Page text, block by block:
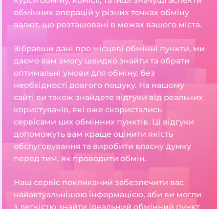
обмінних операцій у різних точках обміну
валют, що розташовані в межах вашого міста.
Зібравши дані про місцеві обмінні пункти, ми
даємо вам змогу швидко знайти та обрати
оптимальні умови для обміну, без
необхідності довгого пошуку. На нашому
сайті ви також знайдете відгуки від реальних
користувачів, які вже скористались
сервісами цих обмінних пунктів. Ці відгуки
допоможуть вам краще оцінити якість
обслуговування та виробити власну думку
перед тим, як проводити обмін.
Наш сервіс покликаний забезпечити вас
найактуальнішою інформацією, аби ви могли
з легкістю знайти ідеальний обмінний пункт